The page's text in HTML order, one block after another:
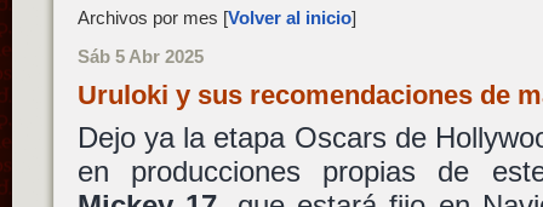
Archivos por mes [Volver al inicio]
Sáb 5 Abr 2025
Uruloki y sus recomendaciones de
Dejo ya la etapa Oscars de
en producciones propias de